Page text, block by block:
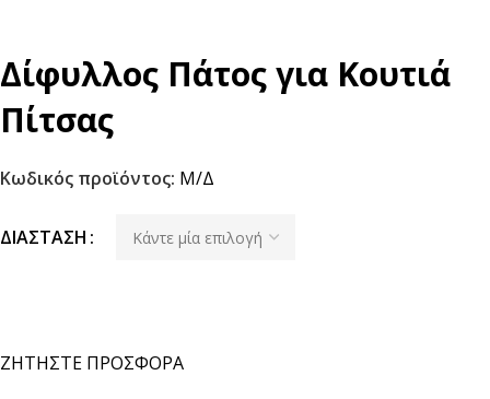
Δίφυλλος Πάτος για Κουτιά
Πίτσας
Κωδικός προϊόντος: Μ/Δ
ΔΙΆΣΤΑΣΗ
ΖΗΤΗΣΤΕ ΠΡΟΣΦΟΡΑ